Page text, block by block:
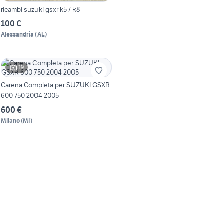
ricambi suzuki gsxr k5 / k8
100 €
Alessandria (AL)
19
Carena Completa per SUZUKI GSXR
600 750 2004 2005
600 €
Milano(MI)